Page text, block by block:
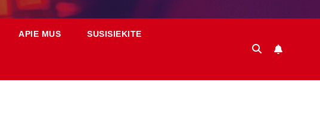
APIE MUS SUSISIEKITE